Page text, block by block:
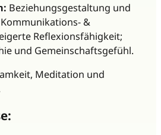
Beziehungsgestaltung und
&
Reflexionsfähigkeit;
und Gemeinschaftsgefühl.
Meditation und